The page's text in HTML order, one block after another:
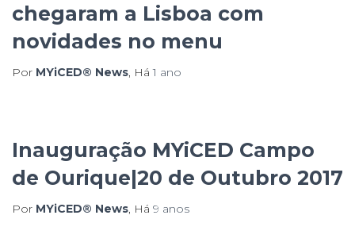
chegaram a Lisboa com
novidades no menu
Por MYiCED® News, Há1 ano
Inauguração MYiCED Campo
de Ourique|20 de Outubro 2017
Por MYiCED® News, Há 9 anos